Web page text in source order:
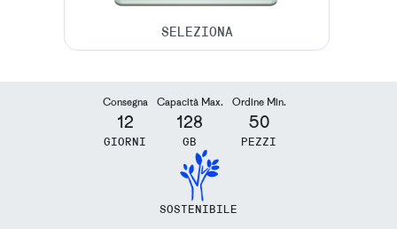
Consegna
12
GIORNI
Capacità Max.
128
GB
Ordine Min.
50
PEZZI
SOSTENIBILE